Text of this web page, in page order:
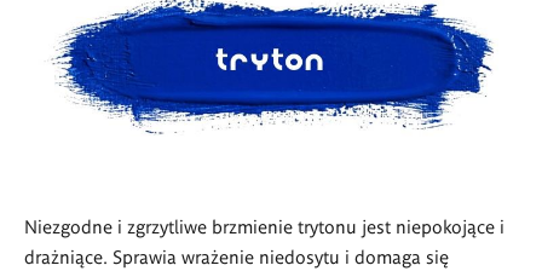
Niezgodne i zgrzytliwe brzmienie trytonu jest niepokojące i
drażniące. Sprawia wrażenie niedosytu i domaga się